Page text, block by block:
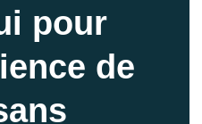
pour
de